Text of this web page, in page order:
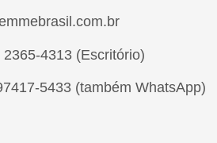
4313 (Escritório)
5433 (também WhatsApp)